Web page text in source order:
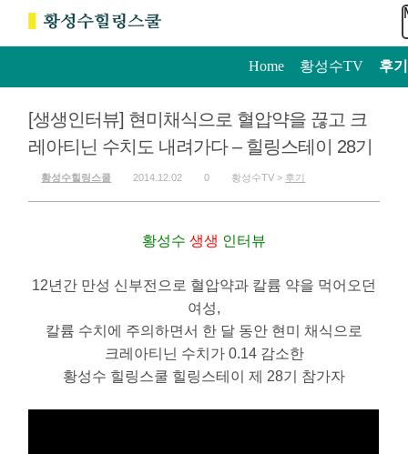
Home 황성수TV 후기
[생생인터뷰] 현미채식으로 혈압약을 끊고 크
레아티닌 수치도 내려가다 – 힐링스테이 28기
황성수힐링스쿨 2014.12.02 0 황성수TV > 후기
황성수 생생 인터뷰
12년간 만성 신부전으로 혈압약과 칼륨 약을 먹어오던
여성,
칼륨 수치에 주의하면서 한 달 동안 현미 채식으로
크레아티닌 수치가 0.14 감소한
황성수 힐링스쿨 힐링스테이 제 28기 참가자